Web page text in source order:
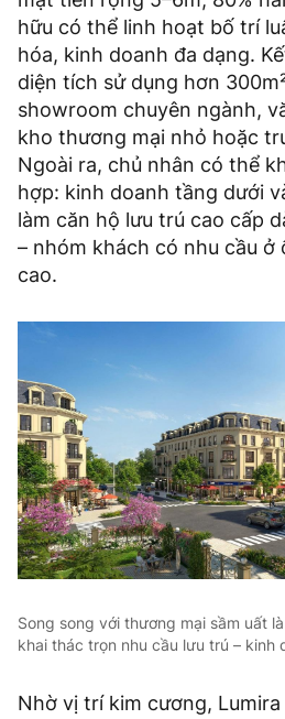
hữu có thể linh hoạt bố trí
hóa, kinh doanh đa dạng.
diện tích sử dụng hơn
showroom chuyên ngành,
kho thương mại nhỏ hoặc
Ngoài ra, chủ nhân có thể
hợp: kinh doanh tầng dưới
làm căn hộ lưu trú cao cấp
– nhóm khách có nhu cầu ở
cao.
Song song với thương mại sầm uất
khai thác trọn nhu cầu lưu trú – kinh
Nhờ vị trí kim cương,